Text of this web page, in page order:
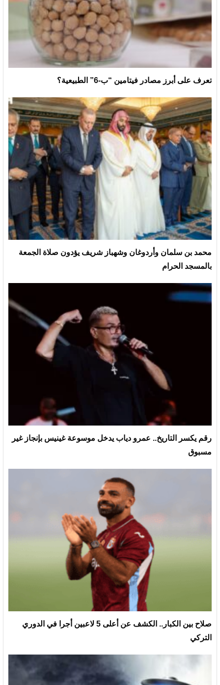
تعرف على أبرز مصادر فيتامين “ب-6” الطبيعية؟
محمد بن سلمان وأردوغان وشهباز شريف يؤدون صلاة الجمعة
بالمسجد الحرام
رقم يكسر التاريخ.. عمرو دياب يدخل موسوعة غينيس بإنجاز غير
مسبوق
صلاح بين الكبار.. الكشف عن أعلى 5 لاعبين أجرا في الدوري
التركي